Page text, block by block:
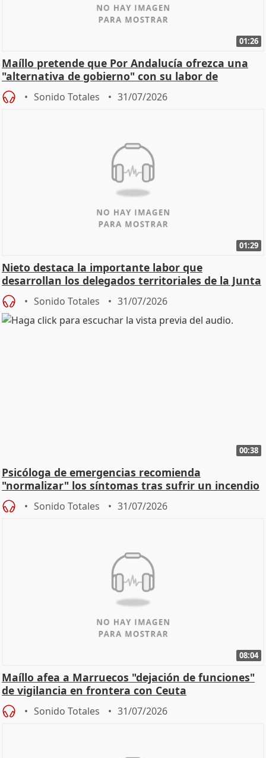
01:26
Maíllo pretende que Por Andalucía ofrezca una
"alternativa de gobierno" con su labor de
oposición
Sonido Totales 31/07/2026
01:29
Nieto destaca la importante labor que
desarrollan los delegados territoriales de la Junta
Sonido Totales 31/07/2026
00:38
Psicóloga de emergencias recomienda
"normalizar" los síntomas tras sufrir un incendio
Sonido Totales 31/07/2026
08:04
Maíllo afea a Marruecos "dejación de funciones"
de vigilancia en frontera con Ceuta
Sonido Totales 31/07/2026